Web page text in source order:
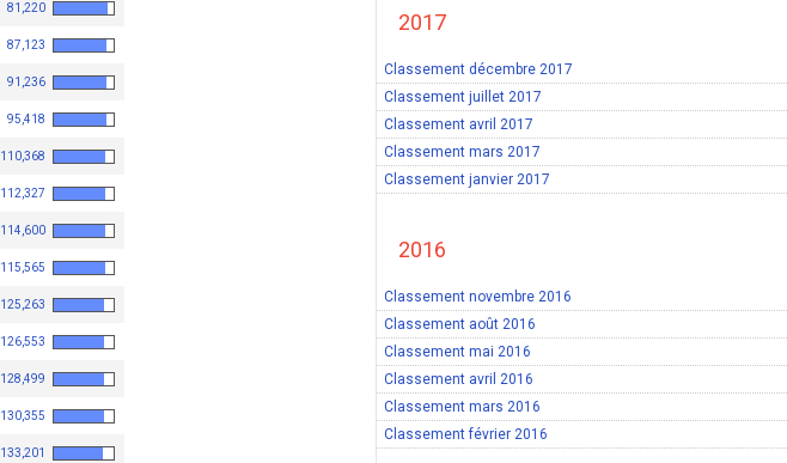
81,220
87,123
91,236
95,418
110,368
112,327
114,600
115,565
125,263
126,553
128,499
130,355
133,201
2017
Classement décembre 2017
Classement juillet 2017
Classement avril 2017
Classement mars 2017
Classement janvier 2017
2016
Classement novembre 2016
Classement août 2016
Classement mai 2016
Classement avril 2016
Classement mars 2016
Classement février 2016